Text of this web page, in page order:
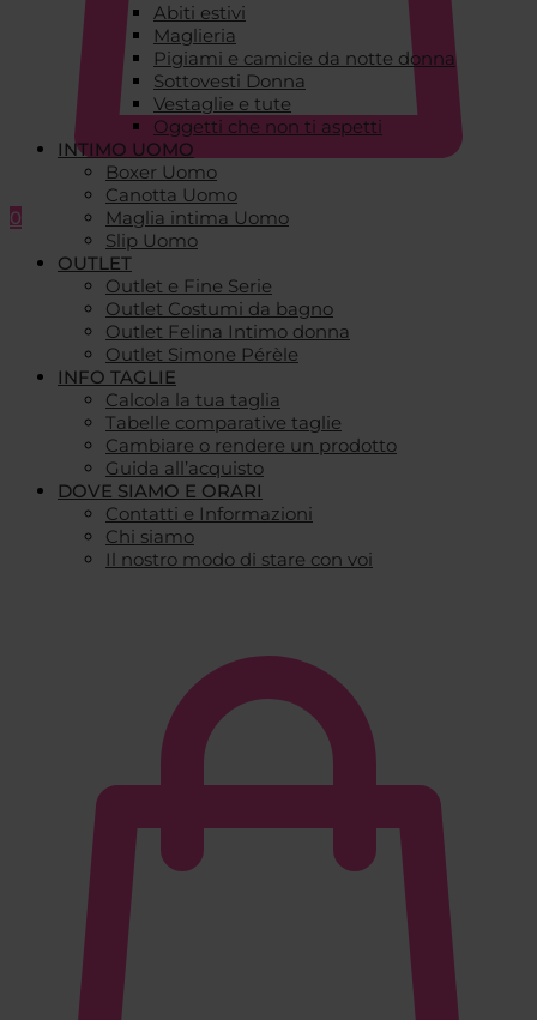
0
Abiti estivi
Maglieria
Pigiami e camicie da notte donna
Sottovesti Donna
Vestaglie e tute
Oggetti che non ti aspetti
INTIMO UOMO
Boxer Uomo
Canotta Uomo
Maglia intima Uomo
Slip Uomo
OUTLET
Outlet e Fine Serie
Outlet Costumi da bagno
Outlet Felina Intimo donna
Outlet Simone Pérèle
INFO TAGLIE
Calcola la tua taglia
Tabelle comparative taglie
Cambiare o rendere un prodotto
Guida all’acquisto
DOVE SIAMO E ORARI
Contatti e Informazioni
Chi siamo
Il nostro modo di stare con voi